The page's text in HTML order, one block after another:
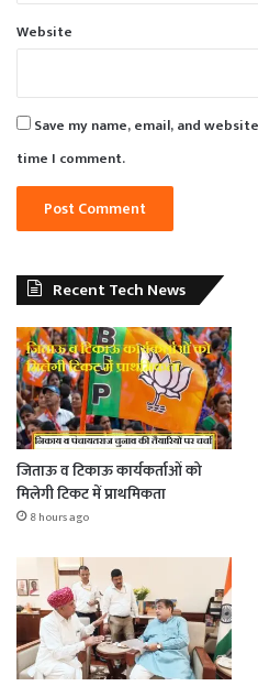
Website
Save my name, email, and
time I comment.
Recent Tech News
जिताऊ व टिकाऊ कार्यकर्ताओं को
मिलेगी टिकट में प्राथमिकता
8 hours ago